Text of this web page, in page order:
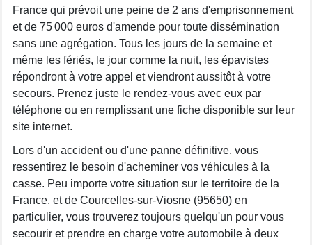
France qui prévoit une peine de 2 ans d'emprisonnement
et de 75 000 euros d'amende pour toute dissémination
sans une agrégation. Tous les jours de la semaine et
même les fériés, le jour comme la nuit, les épavistes
répondront à votre appel et viendront aussitôt à votre
secours. Prenez juste le rendez-vous avec eux par
téléphone ou en remplissant une fiche disponible sur leur
site internet.
Lors d'un accident ou d'une panne définitive, vous
ressentirez le besoin d'acheminer vos véhicules à la
casse. Peu importe votre situation sur le territoire de la
France, et de Courcelles-sur-Viosne (95650) en
particulier, vous trouverez toujours quelqu'un pour vous
secourir et prendre en charge votre automobile à deux